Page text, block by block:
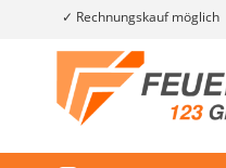
Rechnungskauf möglich